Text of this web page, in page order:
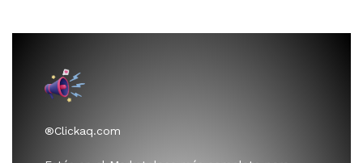
®Clickaq.com